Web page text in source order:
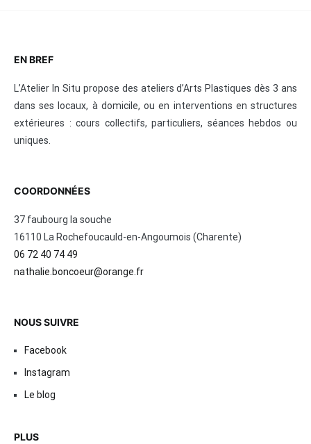
EN BREF
L’Atelier In Situ propose des ateliers d’Arts Plastiques dès 3 ans
dans ses locaux, à domicile, ou en interventions en structures
extérieures : cours collectifs, particuliers, séances hebdos ou
uniques.
COORDONNÉES
37 faubourg la souche
16110 La Rochefoucauld-en-Angoumois (Charente)
06 72 40 74 49
nathalie.boncoeur@orange.fr
NOUS SUIVRE
Facebook
Instagram
Le blog
PLUS